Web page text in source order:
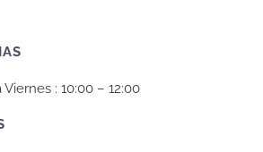
Viernes : 10:00 – 12:00